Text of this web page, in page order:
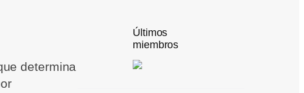
determina
Últimos
miembros